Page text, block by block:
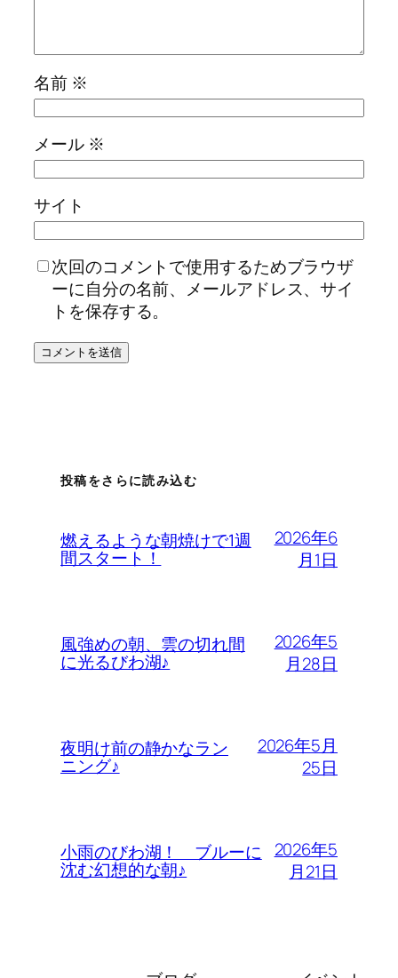
名前 ※
メール ※
サイト
次回のコメントで使用するためブラウザ
ーに自分の名前、メールアドレス、サイ
トを保存する。
投稿をさらに読み込む
燃えるような朝焼けで1週
間スタート！
2026年6
月1日
風強めの朝、雲の切れ間
に光るびわ湖♪
2026年5
月28日
夜明け前の静かなラン
ニング♪
2026年5月
25日
小雨のびわ湖！ ブルーに
沈む幻想的な朝♪
2026年5
月21日